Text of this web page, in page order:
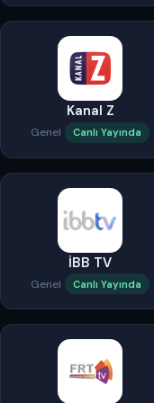
Kanal Z
Genel Canlı Yayında
İBB TV
Genel Canlı Yayında